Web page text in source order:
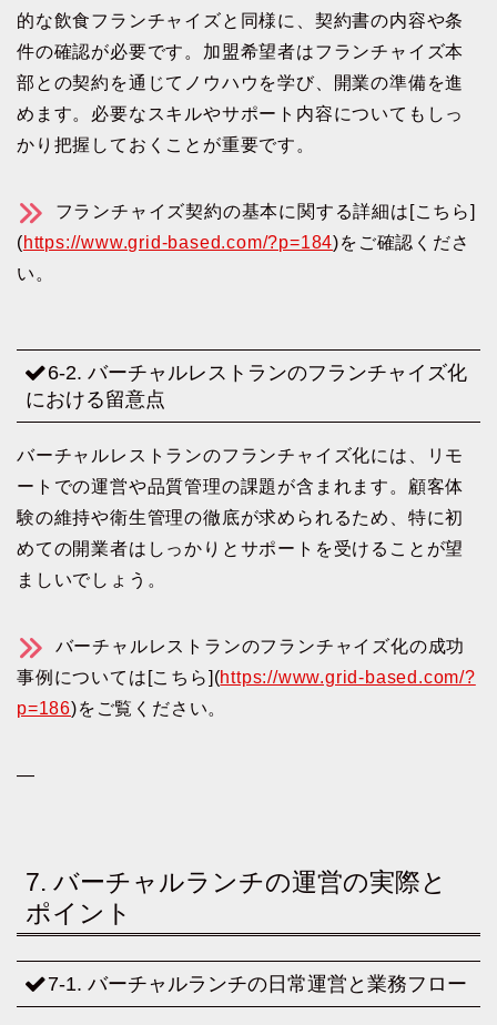
的な飲食フランチャイズと同様に、契約書の内容や条
件の確認が必要です。加盟希望者はフランチャイズ本
部との契約を通じてノウハウを学び、開業の準備を進
めます。必要なスキルやサポート内容についてもしっ
かり把握しておくことが重要です。
フランチャイズ契約の基本に関する詳細は[こちら]
(https://www.grid-based.com/?p=184)をご確認くださ
い。
6-2. バーチャルレストランのフランチャイズ化
における留意点
バーチャルレストランのフランチャイズ化には、リモ
ートでの運営や品質管理の課題が含まれます。顧客体
験の維持や衛生管理の徹底が求められるため、特に初
めての開業者はしっかりとサポートを受けることが望
ましいでしょう。
バーチャルレストランのフランチャイズ化の成功
事例については[こちら](https://www.grid-based.com/?
p=186)をご覧ください。
—
7. バーチャルランチの運営の実際と
ポイント
7-1. バーチャルランチの日常運営と業務フロー